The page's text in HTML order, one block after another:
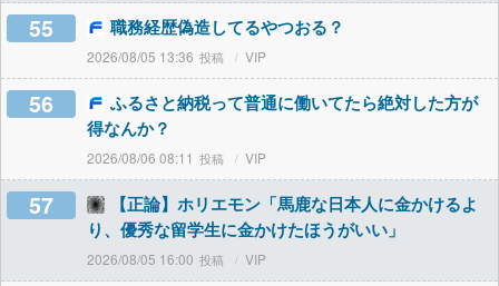
55 職務経歴偽造してるやつおる？
2026/08/05 13:36 VIP
56
ふるさと納税って普通に働いてたら絶対した方が
得なんか？
2026/08/06 08:11 VIP
57
【正論】ホリエモン「馬鹿な日本人に金かけるよ
り、優秀な留学生に金かけたほうがいい」
2026/08/05 16:00 VIP